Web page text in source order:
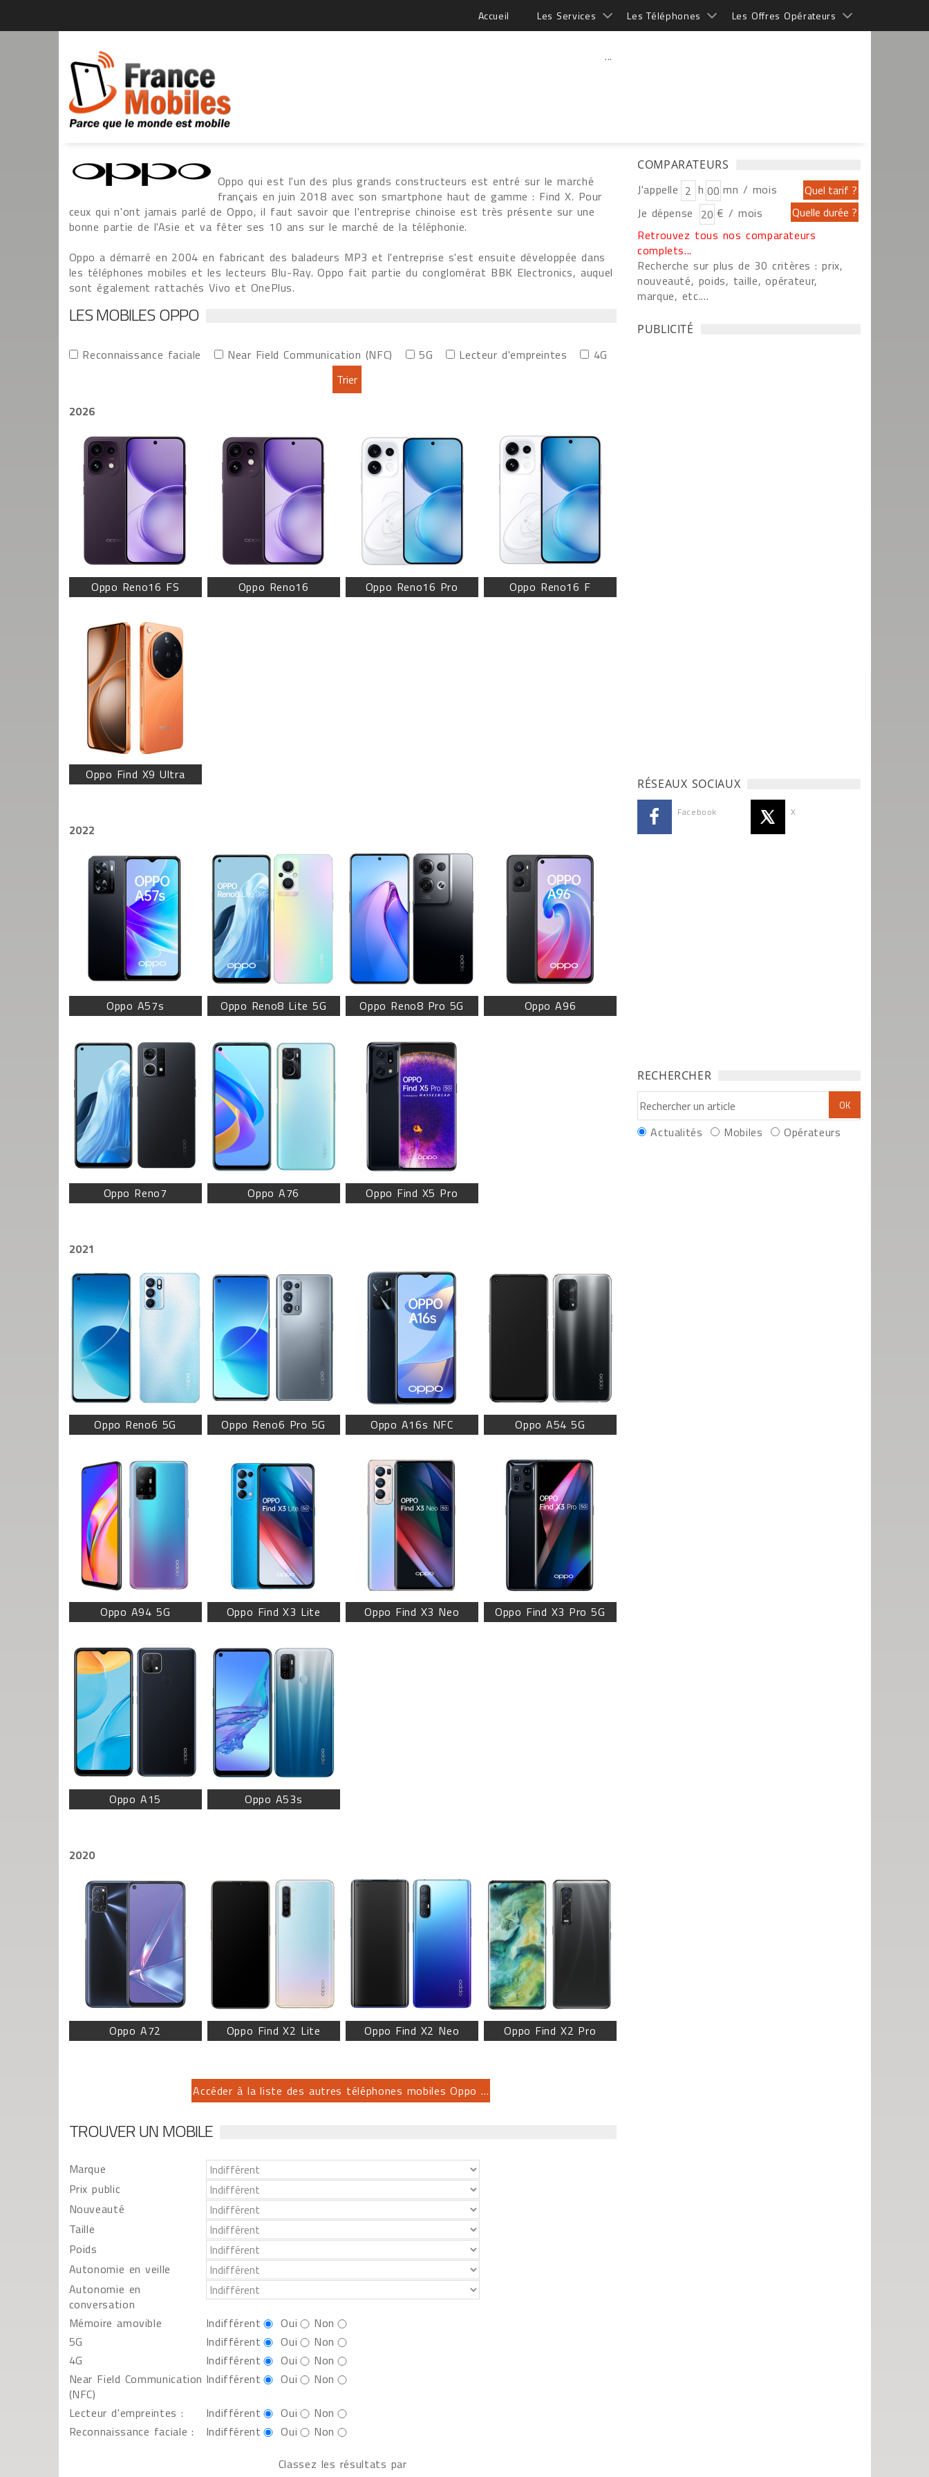
Accueil Les Services Les Téléphones Les Offres Opérateurs
...
Oppo qui est l'un des plus grands constructeurs est entré sur le marché
français en juin 2018 avec son smartphone haut de gamme : Find X. Pour
ceux qui n'ont jamais parlé de Oppo, il faut savoir que l'entreprise chinoise est très présente sur une
bonne partie de l'Asie et va fêter ses 10 ans sur le marché de la téléphonie.
Oppo a démarré en 2004 en fabricant des baladeurs MP3 et l'entreprise s'est ensuite développée dans
les téléphones mobiles et les lecteurs Blu-Ray. Oppo fait partie du conglomérat BBK Electronics, auquel
sont également rattachés Vivo et OnePlus.
LES MOBILES OPPO
Reconnaissance faciale Near Field Communication (NFC) 5G Lecteur d'empreintes 4G
2026
Oppo Reno16 FS Oppo Reno16 Oppo Reno16 Pro Oppo Reno16 F
Oppo Find X9 Ultra
2022
Oppo A57s Oppo Reno8 Lite 5G Oppo Reno8 Pro 5G Oppo A96
Oppo Reno7 Oppo A76 Oppo Find X5 Pro
2021
Oppo Reno6 5G Oppo Reno6 Pro 5G Oppo A16s NFC Oppo A54 5G
Oppo A94 5G Oppo Find X3 Lite Oppo Find X3 Neo Oppo Find X3 Pro 5G
Oppo A15 Oppo A53s
2020
Oppo A72 Oppo Find X2 Lite Oppo Find X2 Neo Oppo Find X2 Pro
Accéder à la liste des autres téléphones mobiles Oppo ...
TROUVER UN MOBILE
Marque
Prix public
Nouveauté
Taille
Poids
Autonomie en veille
Autonomie en
conversation
Mémoire amovible
Indifférent Oui
Non
5G
Indifférent Oui
Non
4G
Indifférent Oui
Non
Near Field Communication
(NFC)
Indifférent Oui Non
Lecteur d'empreintes : Indifférent Oui
Non
Reconnaissance faciale :
Indifférent Oui
Non
Classez les résultats par
COMPARATEURS
J'appelle h
mn / mois
Je dépense
€ / mois
Retrouvez tous nos comparateurs
complets...
Recherche sur plus de 30 critères : prix,
nouveauté, poids, taille, opérateur,
marque, etc....
PUBLICITÉ
RÉSEAUX SOCIAUX
Facebook X
RECHERCHER
Actualités Mobiles Opérateurs